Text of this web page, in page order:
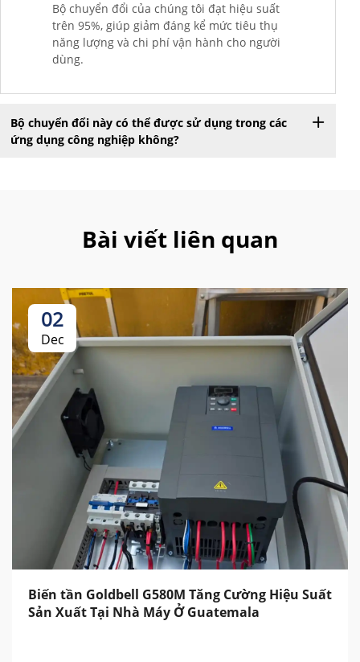
Bộ chuyển đổi của chúng tôi đạt hiệu suất
trên 95%, giúp giảm đáng kể mức tiêu thụ
năng lượng và chi phí vận hành cho người
dùng.
Bộ chuyển đổi này có thể được sử dụng trong các
ứng dụng công nghiệp không?
Bài viết liên quan
02
Dec
Biến tần Goldbell G580M Tăng Cường Hiệu Suất
Sản Xuất Tại Nhà Máy Ở Guatemala